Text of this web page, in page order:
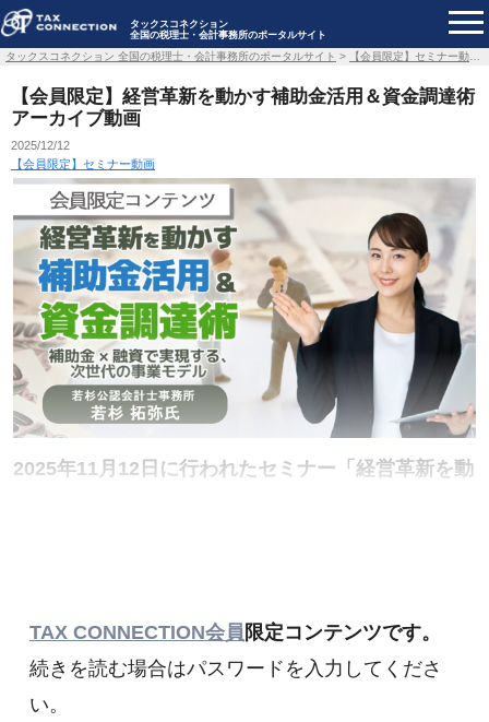
タックスコネクション
全国の税理士・会計事務所のポータルサイト
タックスコネクション 全国の税理士・会計事務所のポータルサイト > 【会員限定】セミナー動画
【会員限定】経営革新を動かす補助金活用＆資金調達術
アーカイブ動画
2025/12/12
【会員限定】セミナー動画
2025年11月12日に行われたセミナー「経営革新を動
TAX CONNECTION会員 限定コンテンツです。
続きを読む場合はパスワードを入力してくださ
い。